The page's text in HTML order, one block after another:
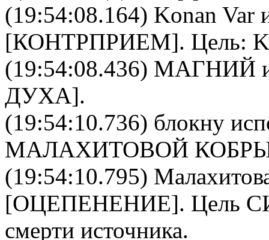
(19:54:08.164) Konan Var
[КОНТРПРИЕМ]. Цель:
(19:54:08.436) МАГНИЙ
ДУХА].
(19:54:10.736) блокну
МАЛАХИТОВОЙ
(19:54:10.795)
[ОЦЕПЕНЕНИЕ]. Цель
смерти источника.